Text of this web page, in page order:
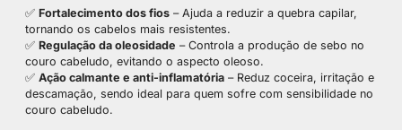
✅ Fortalecimento dos fios – Ajuda a reduzir a quebra capilar,
tornando os cabelos mais resistentes.
✅ Regulação da oleosidade – Controla a produção de sebo no
couro cabeludo, evitando o aspecto oleoso.
✅ Ação calmante e anti-inflamatória – Reduz coceira, irritação e
descamação, sendo ideal para quem sofre com sensibilidade no
couro cabeludo.